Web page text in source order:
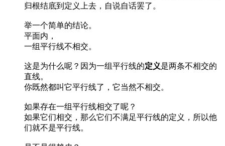
归根结底到定义上去，自说自话罢了。
举一个简单的结论。
平面内，
一组平行线不相交。
这是为什么呢？因为一组平行线的定义是两条不相交的
直线。
你既然都叫它平行线了，它当然不相交。
如果存在一组平行线相交了呢？
如果它们相交，那么它们不满足平行线的定义，所以他
们就不是平行线。